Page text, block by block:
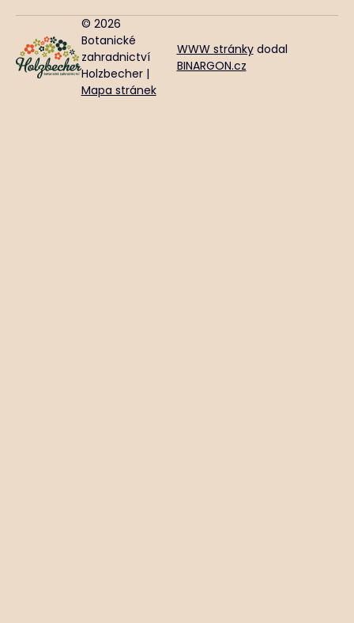
© 2026
Botanické
zahradnictví
Holzbecher |
Mapa stránek
WWW stránkydodal
BINARGON.cz